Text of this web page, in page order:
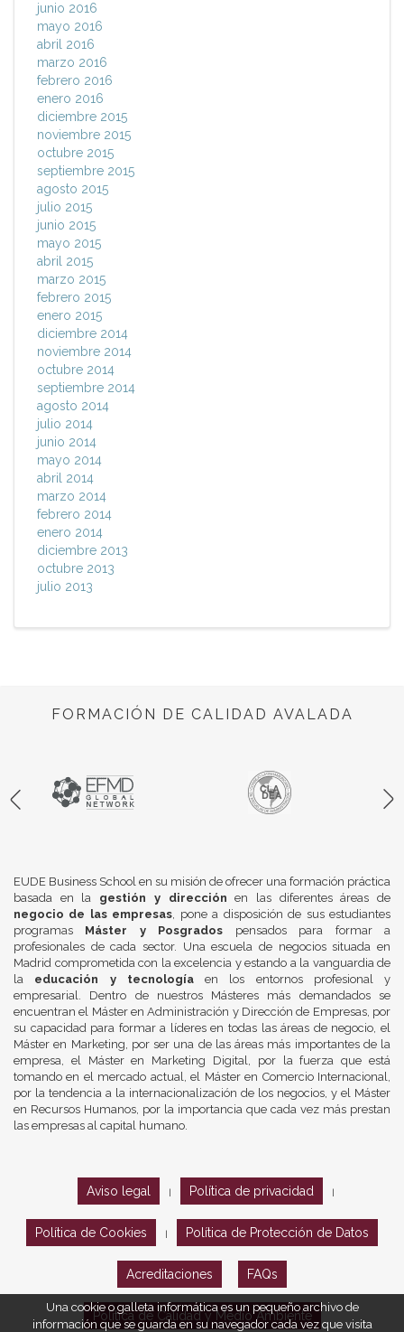
junio 2016
mayo 2016
abril 2016
marzo 2016
febrero 2016
enero 2016
diciembre 2015
noviembre 2015
octubre 2015
septiembre 2015
agosto 2015
julio 2015
junio 2015
mayo 2015
abril 2015
marzo 2015
febrero 2015
enero 2015
diciembre 2014
noviembre 2014
octubre 2014
septiembre 2014
agosto 2014
julio 2014
junio 2014
mayo 2014
abril 2014
marzo 2014
febrero 2014
enero 2014
diciembre 2013
octubre 2013
julio 2013
FORMACIÓN DE CALIDAD AVALADA
EUDE Business School en su misión de ofrecer una formación práctica
basada en la gestión y dirección en las diferentes áreas de
negocio de las empresas, pone a disposición de sus estudiantes
programas Máster y Posgrados pensados para formar a
profesionales de cada sector. Una escuela de negocios situada en
Madrid comprometida con la excelencia y estando a la vanguardia de
la educación y tecnologíaen los entornos profesional y
empresarial. Dentro de nuestros Másteres más demandados se
encuentran el Máster en Administración y Dirección de Empresas, por
su capacidad para formar a líderes en todas las áreas de negocio, el
Máster en Marketing, por ser una de las áreas más importantes de la
empresa, el Máster en Marketing Digital, por la fuerza que está
tomando en el mercado actual, el Máster en Comercio Internacional,
por la tendencia a la internacionalización de los negocios, y el Máster
en Recursos Humanos, por la importancia que cada vez más prestan
las empresas al capital humano.
Aviso legal Política de privacidad
Política de Cookies Política de Protección de Datos
Acreditaciones FAQs
Política de Calidad y Medio Ambiente
Una cookie o galleta informática es un pequeño archivo de
información que se guarda en su navegador cada vez que visita